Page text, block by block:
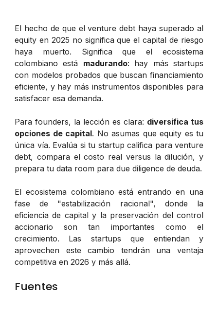
El hecho de que el venture debt haya superado al
equity en 2025 no significa que el capital de riesgo
haya muerto. Significa que el ecosistema
colombiano está madurando: hay más startups
con modelos probados que buscan financiamiento
eficiente, y hay más instrumentos disponibles para
satisfacer esa demanda.
Para founders, la lección es clara: diversifica tus
opciones de capital. No asumas que equity es tu
única vía. Evalúa si tu startup califica para venture
debt, compara el costo real versus la dilución, y
prepara tu data room para due diligence de deuda.
El ecosistema colombiano está entrando en una
fase de "estabilización racional", donde la
eficiencia de capital y la preservación del control
accionario son tan importantes como el
crecimiento. Las startups que entiendan y
aprovechen este cambio tendrán una ventaja
competitiva en 2026 y más allá.
Fuentes